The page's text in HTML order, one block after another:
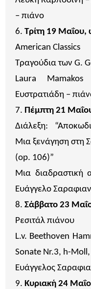
– πιάνο
Τρίτη 19
American Classics
Τραγούδια των G.
Laura
Ευστρατιάδη –
Πέμπτη 21
Διάλεξη:
Μια ξενάγηση στη
(op. 106)”
Μια διαδραστική
Ευάγγελο
Σάββατο 23
Ρεσιτάλ πιάνου
L.v. Beethoven
Sonate Nr.3, h-
Ευάγγελος
Κυριακή 24